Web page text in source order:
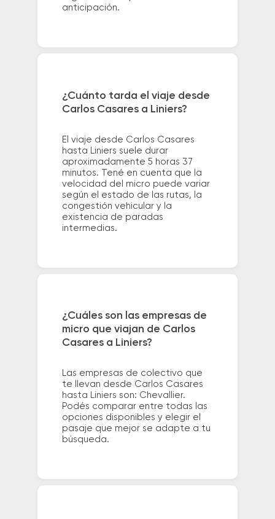
anticipación.
¿Cuánto tarda el viaje desde
Carlos Casares a Liniers?
El viaje desde Carlos Casares
hasta Liniers suele durar
aproximadamente 5 horas 37
minutos. Tené en cuenta que la
velocidad del micro puede variar
según el estado de las rutas, la
congestión vehicular y la
existencia de paradas
intermedias.
¿Cuáles son las empresas de
micro que viajan de Carlos
Casares a Liniers?
Las empresas de colectivo que
te llevan desde Carlos Casares
hasta Liniers son: Chevallier.
Podés comparar entre todas las
opciones disponibles y elegir el
pasaje que mejor se adapte a tu
búsqueda.